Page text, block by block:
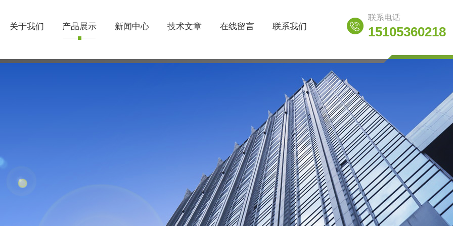
关于我们 产品展示 新闻中心 技术文章 在线留言 联系我们
联系电话
15105360218